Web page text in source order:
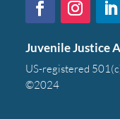
Juvenile Justice
US-registered
©2024